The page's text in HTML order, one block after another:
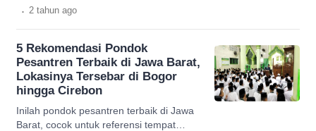
. 2 tahun ago
5 Rekomendasi Pondok
Pesantren Terbaik di Jawa Barat,
Lokasinya Tersebar di Bogor
hingga Cirebon
Inilah pondok pesantren terbaik di Jawa
Barat, cocok untuk referensi tempat